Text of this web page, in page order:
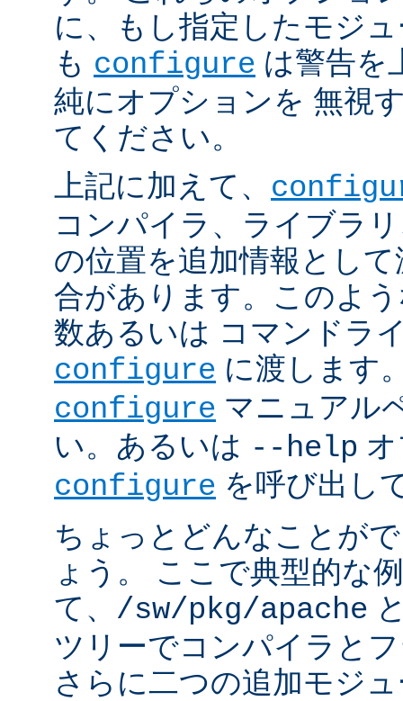
に、もし指定したモジ
も configure は警告を
純にオプションを 無視
てください。
上記に加えて、
コンパイラ、ライブラ
の位置を追加情報とし
合があります。このよ
数あるいは コマンドラ
configure に渡します
configure マニュアル
い。あるいは --help
configure を呼び出し
ちょっとどんなことが
ょう。 ここで典型的な
て、 /sw/pkg/apache
ツリーでコンパイラと
さらに二つの追加モジ